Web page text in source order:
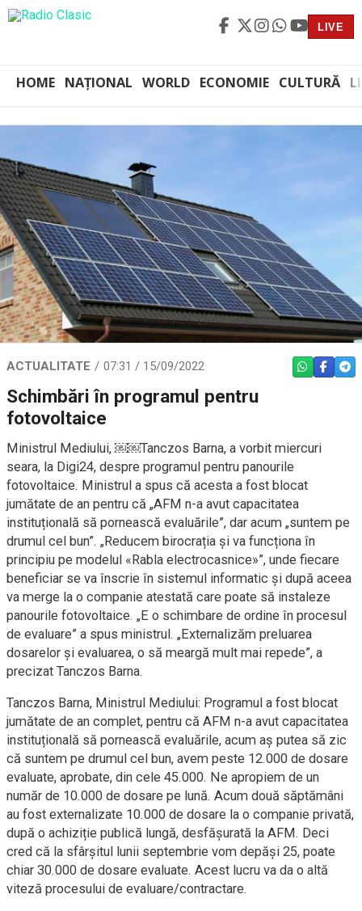
LIVE
HOME NAȚIONAL WORLD ECONOMIE CULTURĂ
ACTUALITATE 07:31 / 15/09/2022 WHATSAPP
Schimbări în programul pentru
fotovoltaice
Ministrul Mediului, ￼￼Tanczos Barna, a vorbit miercuri
seara, la Digi24, despre programul pentru panourile
fotovoltaice. Ministrul a spus că acesta a fost blocat
jumătate de an pentru că „AFM n-a avut capacitatea
instituțională să pornească evaluările”, dar acum „suntem pe
drumul cel bun”. „Reducem birocrația și va funcționa în
principiu pe modelul «Rabla electrocasnice»”, unde fiecare
beneficiar se va înscrie în sistemul informatic și după aceea
va merge la o companie atestată care poate să instaleze
panourile fotovoltaice. „E o schimbare de ordine în procesul
de evaluare” a spus ministrul. „Externalizăm preluarea
dosarelor și evaluarea, o să meargă mult mai repede”, a
precizat Tanczos Barna.
Tanczos Barna, Ministrul Mediului: Programul a fost blocat
jumătate de an complet, pentru că AFM n-a avut capacitatea
instituțională să pornească evaluările, acum aș putea să zic
că suntem pe drumul cel bun, avem peste 12.000 de dosare
evaluate, aprobate, din cele 45.000. Ne apropiem de un
număr de 10.000 de dosare pe lună. Acum două săptămâni
au fost externalizate 10.000 de dosare la o companie privată,
după o achiziție publică lungă, desfășurată la AFM. Deci
cred că la sfârșitul lunii septembrie vom depăși 25, poate
chiar 30.000 de dosare evaluate. Acest lucru va da o altă
viteză procesului de evaluare/contractare.